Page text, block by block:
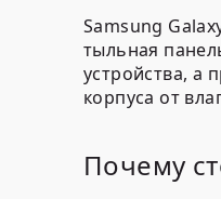
Samsung
тыльная
устройства, а
корпуса от
Почему